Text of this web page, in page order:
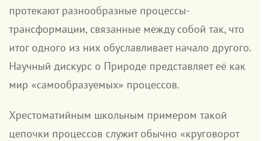
протекают разнообразные процессы-
трансформации, связанные между собой так, что
итог одного из них обуславливает начало другого.
Научный дискурс о Природе представляет её как
мир «самообразуемых» процессов.
Хрестоматийным школьным примером такой
цепочки процессов служит обычно «круговорот